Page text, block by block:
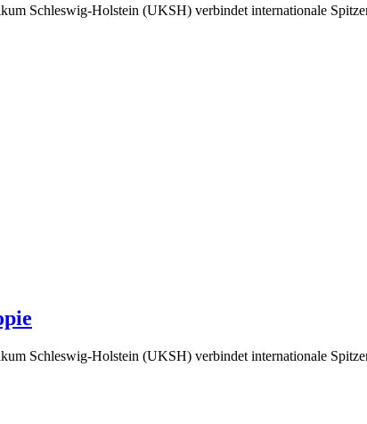
Schleswig-Holstein (UKSH) verbindet internationale
Schleswig-Holstein (UKSH) verbindet internationale